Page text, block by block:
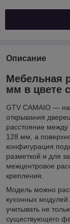
Описание
Мебельная
мм в цвете
GTV CAMAIO —
открывания
расстояние между
128 мм, а
конфигурация
разметкой и для
межцентровое
крепления.
Модель можно
кухонных
учитывать не
существующего